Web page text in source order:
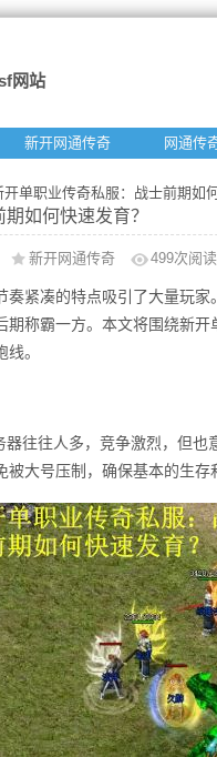
网站
新开网通传奇 网通传
开单职业传奇私服：战士前期如
如何快速发育？
新开网通传奇 499次阅读
紧凑的特点吸引了大量玩
期称霸一方。本文将围绕新
。
往往人多，竞争激烈，但也
大号压制，确保基本的生存